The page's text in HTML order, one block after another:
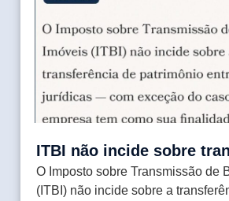
ITBI não incide sobre
O Imposto sobre Transmissão de
(ITBI) não incide sobre a